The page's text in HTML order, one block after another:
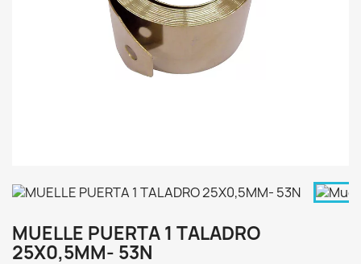
MUELLE PUERTA 1 TALADRO
25X0,5MM- 53N